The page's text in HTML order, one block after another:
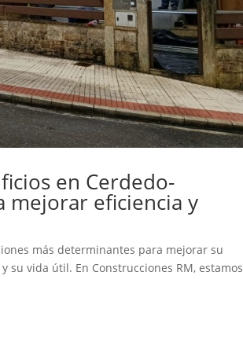
en Cerdedo-
mejorar eficiencia y
más determinantes para mejorar su
vida útil. En Construcciones RM, estamos